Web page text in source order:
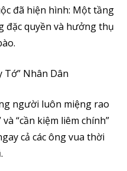
đã hiện hình: Một tầng
đặc quyền và hưởng thụ
Tớ” Nhân Dân
người luôn miệng rao
“cần kiệm liêm chính”
cả các ông vua thời